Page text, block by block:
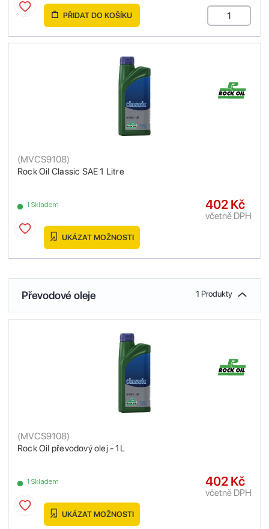
PŘIDAT DO KOŠÍKU
Rock Oil Classic SAE 1 Litre
(MVCS9108)
1 Skladem 402 Kč
včetně DPH
UKÁZAT MOŽNOSTI
Převodové oleje 1 Produkty
Rock Oil převodový olej - 1L
(MVCS9108)
1 Skladem 402 Kč
včetně DPH
UKÁZAT MOŽNOSTI